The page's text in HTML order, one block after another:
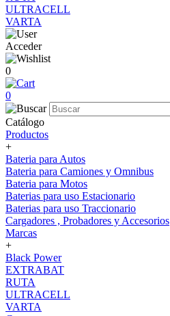
ULTRACELL
VARTA
Acceder
0
0
Catálogo
Productos
+
Bateria para Autos
Bateria para Camiones y Omnibus
Bateria para Motos
Baterias para uso Estacionario
Baterias para uso Traccionario
Cargadores , Probadores y Accesorios
Marcas
+
Black Power
EXTRABAT
RUTA
ULTRACELL
VARTA